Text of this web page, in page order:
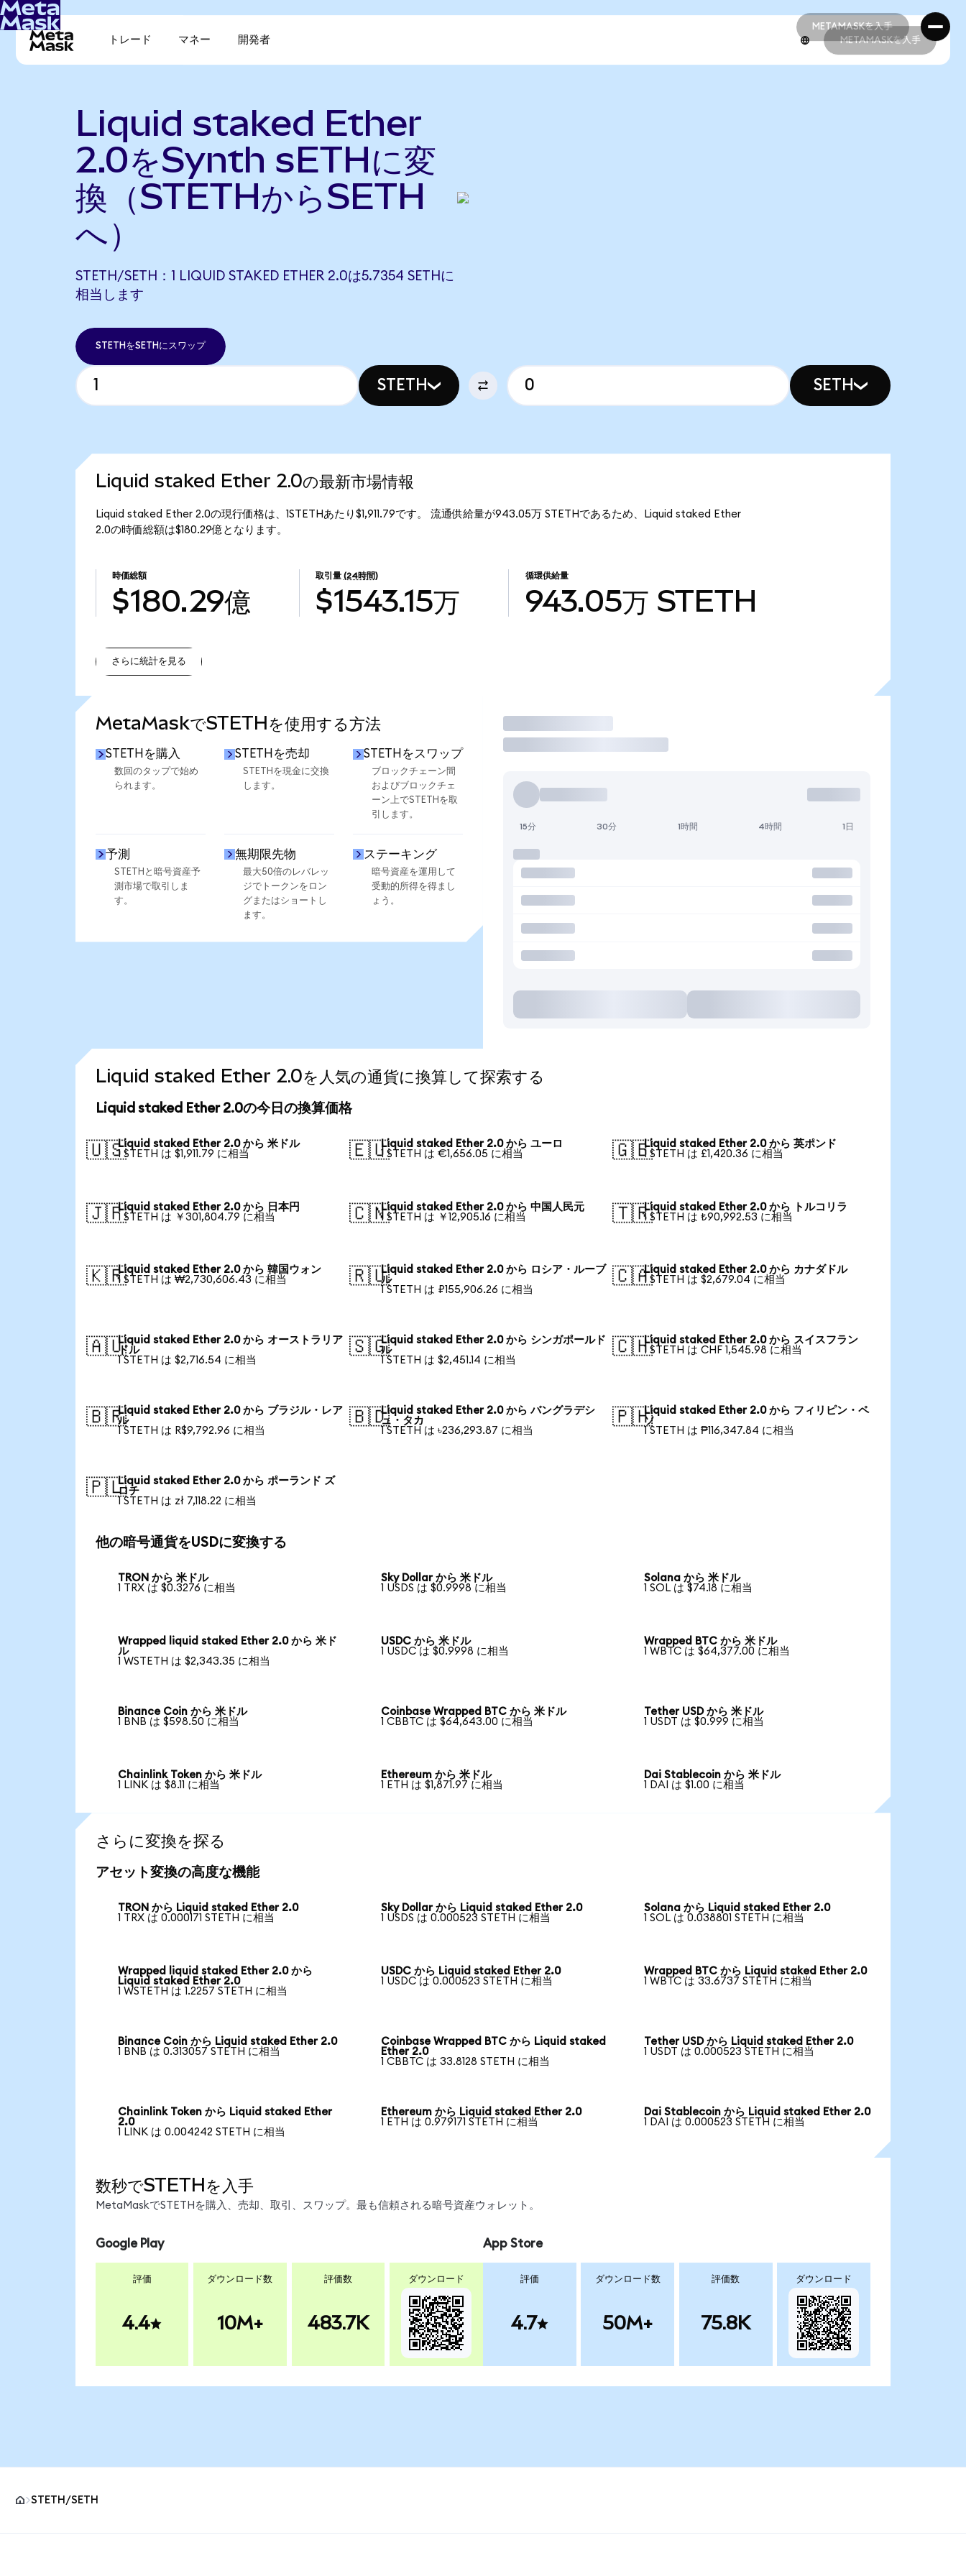
METAMASKを入手
METAMASKを入手
トレード マネー 開発者 METAMASKを入手
Liquid staked Ether
2.0をSynth sETHに変
換（STETHからSETH
へ）
STETH/SETH：1 LIQUID STAKED ETHER 2.0は5.7354 SETHに
相当します
STETHをSETHにスワップ
STETH SETH
Liquid staked Ether 2.0の最新市場情報
Liquid staked Ether 2.0の現行価格は、1STETHあたり$1,911.79です。 流通供給量が943.05万 STETHであるため、Liquid staked Ether
2.0の時価総額は$180.29億となります。
時価総額
$180.29億
取引量 (24時間)
$1543.15万
循環供給量
943.05万 STETH
さらに統計を見る
MetaMaskでSTETHを使用する方法
STETHを購入
数回のタップで始め
られます。
STETHを売却
STETHを現金に交換
します。
STETHをスワップ
ブロックチェーン間
およびブロックチェ
ーン上でSTETHを取
引します。
予測
STETHと暗号資産予
測市場で取引しま
す。
無期限先物
最大50倍のレバレッ
ジでトークンをロン
グまたはショートし
ます。
ステーキング
暗号資産を運用して
受動的所得を得まし
ょう。
取引
15分 30分 1時間 4時間 1日
Liquid staked Ether 2.0を人気の通貨に換算して探索する
Liquid staked Ether 2.0の今日の換算価格
🇺🇸Liquid staked Ether 2.0 から 米ドル
1 STETH は $1,911.79 に相当
🇪🇺Liquid staked Ether 2.0 から ユーロ
1 STETH は €1,656.05 に相当
🇬🇧Liquid staked Ether 2.0 から 英ポンド
1 STETH は £1,420.36 に相当
🇯🇵Liquid staked Ether 2.0 から 日本円
1 STETH は ￥301,804.79 に相当
🇨🇳Liquid staked Ether 2.0 から 中国人民元
1 STETH は ￥12,905.16 に相当
🇹🇷Liquid staked Ether 2.0 から トルコリラ
1 STETH は ₺90,992.53 に相当
🇰🇷Liquid staked Ether 2.0 から 韓国ウォン
1 STETH は ₩2,730,606.43 に相当
🇷🇺Liquid staked Ether 2.0 から ロシア・ルーブ
ル
1 STETH は ₽155,906.26 に相当
🇨🇦Liquid staked Ether 2.0 から カナダドル
1 STETH は $2,679.04 に相当
🇦🇺Liquid staked Ether 2.0 から オーストラリア
ドル
1 STETH は $2,716.54 に相当
🇸🇬Liquid staked Ether 2.0 から シンガポールド
ル
1 STETH は $2,451.14 に相当
🇨🇭Liquid staked Ether 2.0 から スイスフラン
1 STETH は CHF 1,545.98 に相当
🇧🇷Liquid staked Ether 2.0 から ブラジル・レア
ル
1 STETH は R$9,792.96 に相当
🇧🇩Liquid staked Ether 2.0 から バングラデシ
ュ・タカ
1 STETH は ৳236,293.87 に相当
🇵🇭Liquid staked Ether 2.0 から フィリピン・ペ
ソ
1 STETH は ₱116,347.84 に相当
🇵🇱Liquid staked Ether 2.0 から ポーランド ズ
ロチ
1 STETH は zł 7,118.22 に相当
他の暗号通貨をUSDに変換する
TRON から 米ドル
1 TRX は $0.3276 に相当
Sky Dollar から 米ドル
1 USDS は $0.9998 に相当
Solana から 米ドル
1 SOL は $74.18 に相当
Wrapped liquid staked Ether 2.0 から 米ド
ル
1 WSTETH は $2,343.35 に相当
USDC から 米ドル
1 USDC は $0.9998 に相当
Wrapped BTC から 米ドル
1 WBTC は $64,377.00 に相当
Binance Coin から 米ドル
1 BNB は $598.50 に相当
Coinbase Wrapped BTC から 米ドル
1 CBBTC は $64,643.00 に相当
Tether USD から 米ドル
1 USDT は $0.999 に相当
Chainlink Token から 米ドル
1 LINK は $8.11 に相当
Ethereum から 米ドル
1 ETH は $1,871.97 に相当
Dai Stablecoin から 米ドル
1 DAI は $1.00 に相当
さらに変換を探る
アセット変換の高度な機能
TRON から Liquid staked Ether 2.0
1 TRX は 0.000171 STETH に相当
Sky Dollar から Liquid staked Ether 2.0
1 USDS は 0.000523 STETH に相当
Solana から Liquid staked Ether 2.0
1 SOL は 0.038801 STETH に相当
Wrapped liquid staked Ether 2.0 から
Liquid staked Ether 2.0
1 WSTETH は 1.2257 STETH に相当
USDC から Liquid staked Ether 2.0
1 USDC は 0.000523 STETH に相当
Wrapped BTC から Liquid staked Ether 2.0
1 WBTC は 33.6737 STETH に相当
Binance Coin から Liquid staked Ether 2.0
1 BNB は 0.313057 STETH に相当
Coinbase Wrapped BTC から Liquid staked
Ether 2.0
1 CBBTC は 33.8128 STETH に相当
Tether USD から Liquid staked Ether 2.0
1 USDT は 0.000523 STETH に相当
Chainlink Token から Liquid staked Ether
2.0
1 LINK は 0.004242 STETH に相当
Ethereum から Liquid staked Ether 2.0
1 ETH は 0.979171 STETH に相当
Dai Stablecoin から Liquid staked Ether 2.0
1 DAI は 0.000523 STETH に相当
数秒でSTETHを入手
MetaMaskでSTETHを購入、売却、取引、スワップ。最も信頼される暗号資産ウォレット。
Google Play
評価
4.4
ダウンロード数
10M+
評価数
483.7K
ダウンロード
App Store
評価
4.7
ダウンロード数
50M+
評価数
75.8K
ダウンロード
STETH/SETH